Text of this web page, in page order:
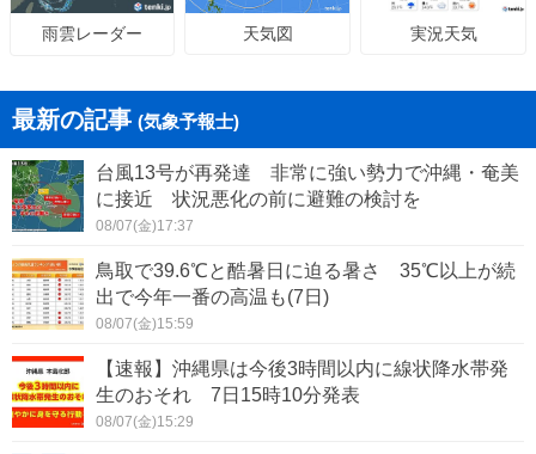
雨雲レーダー 天気図 実況天気
最新の記事 (気象予報士)
台風13号が再発達 非常に強い勢力で沖縄・奄美
に接近 状況悪化の前に避難の検討を
08/07(金)17:37
鳥取で39.6℃と酷暑日に迫る暑さ 35℃以上が続
出で今年一番の高温も(7日)
08/07(金)15:59
【速報】沖縄県は今後3時間以内に線状降水帯発
生のおそれ 7日15時10分発表
08/07(金)15:29